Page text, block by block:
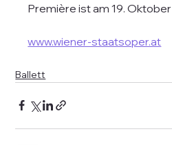
Première ist am 19.
www.wiener-staatsoper.at
Ballett